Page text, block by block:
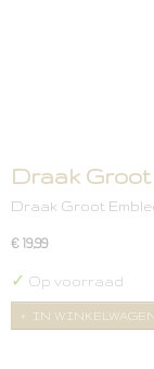
Draak Groot
Draak Groot
€ 19,99
✓ Op voorraad
IN